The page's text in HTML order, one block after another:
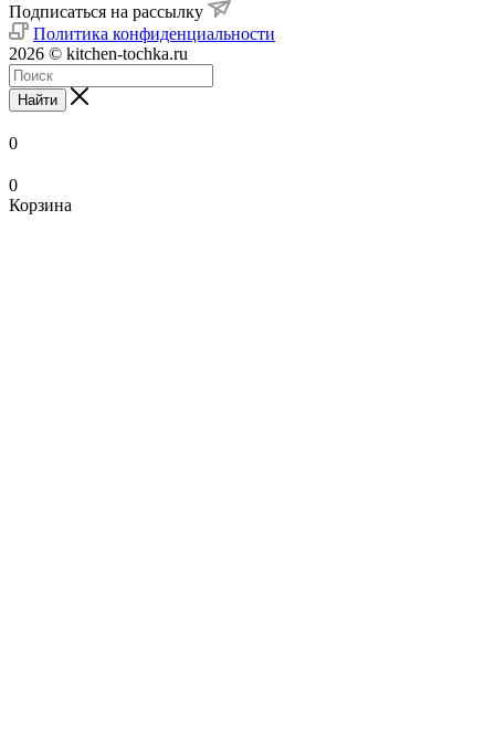
Подписаться на рассылку
Политика конфиденциальности
2026 © kitchen-tochka.ru
Найти
0
0
Корзина